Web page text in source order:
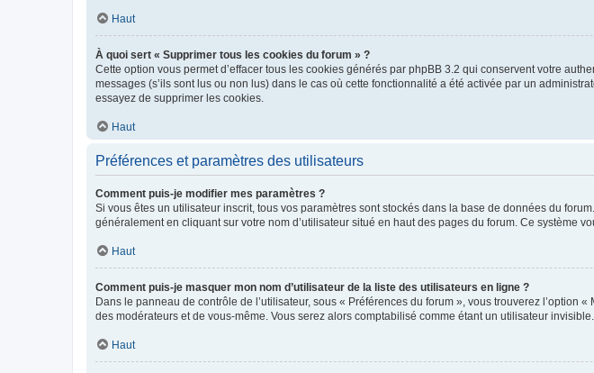
Haut
À quoi sert « Supprimer tous les cookies du forum » ?
Cette option vous permet d’effacer tous les cookies générés par phpBB 3.2 qui conservent votre
messages (s’ils sont lus ou non lus) dans le cas où cette fonctionnalité a été activée par un
essayez de supprimer les cookies.
Haut
Préférences et paramètres des utilisateurs
Comment puis-je modifier mes paramètres ?
Si vous êtes un utilisateur inscrit, tous vos paramètres sont stockés dans la base de données du
généralement en cliquant sur votre nom d’utilisateur situé en haut des pages du forum. Ce système
Haut
Comment puis-je masquer mon nom d’utilisateur de la liste des utilisateurs en ligne ?
Dans le panneau de contrôle de l’utilisateur, sous « Préférences du forum », vous trouverez
des modérateurs et de vous-même. Vous serez alors comptabilisé comme étant un utilisateur invisible.
Haut